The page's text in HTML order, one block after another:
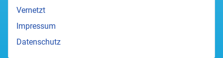
Vernetzt
Impressum
Datenschutz